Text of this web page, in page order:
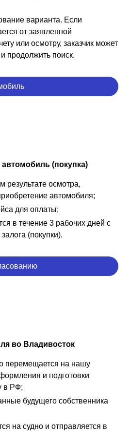
варианта. Если
от заявленной
или осмотру, заказчик может
и продолжить поиск.
автомобиль (покупка)
результате осмотра,
автомобиля;
для оплаты;
в течение 3 рабочих дней с
(покупки).
во Владивосток
перемещается на нашу
и подготовки
в РФ;
будущего собственника
на судно и отправляется в